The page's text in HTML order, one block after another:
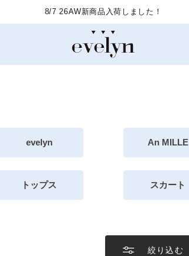
8/7 26AW新商品入荷しました！
evelyn An MILLE
トップス スカート
絞り込む